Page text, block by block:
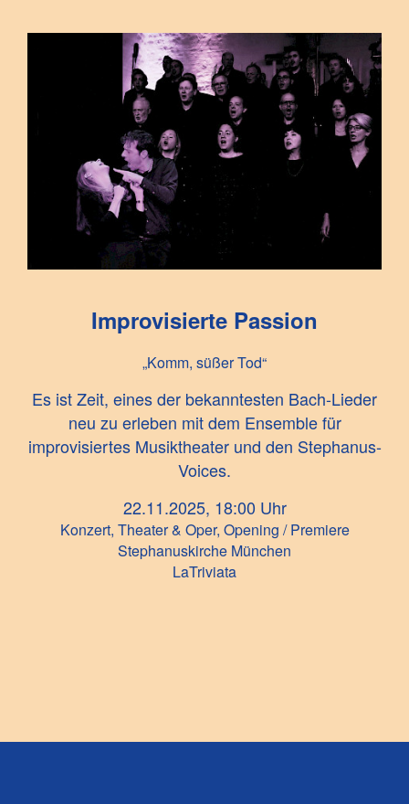
Improvisierte Passion
„Komm, süßer Tod“
Es ist Zeit, eines der bekanntesten Bach-Lieder
neu zu erleben mit dem Ensemble für
improvisiertes Musiktheater und den Stephanus-
Voices.
22.11.2025, 18:00 Uhr
Konzert, Theater & Oper, Opening / Premiere
Stephanuskirche München
LaTriviata